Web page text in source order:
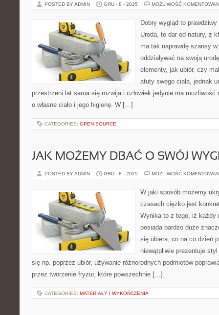
POSTED BY ADMIN GRU - 8 - 2025 MOŻLIWOŚĆ
Dobry wygląd to
Uroda, to dar od natury, z
ma tak naprawdę szansy
oddziaływać na swoją
elementy, jak ubiór, czy
atuty swego ciała, jednak
przestrzeni lat sama się rozwija i człowiek jedynie ma możliwość
o własne ciało i jego higienę. W […]
CATEGORIES: OPEN SOURCE
JAK MOŻEMY DBAĆ O SWÓJ
POSTED BY ADMIN GRU - 8 - 2025 MOŻLIWOŚĆ
W jaki sposób możemy
czasach ciężko jest
Wynika to z tego, iż każdy
posiada bardzo duże
się ubiera, co na co dzień
niewątpliwie prezentuje
się np. poprzez ubiór, używanie różnorodnych podmiotów
przez tworzenie fryzur, które powszechnie […]
CATEGORIES: MATERIAŁY I WYKOŃCZENIA